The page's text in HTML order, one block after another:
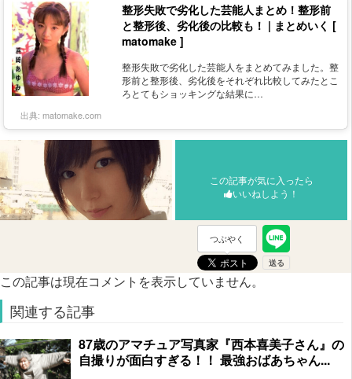
整形失敗で劣化した芸能人まとめ！整形前
と整形後、劣化後の比較も！ | まとめいく [
matomake ]
整形失敗で劣化した芸能人をまとめてみました。整
形前と整形後、劣化後をそれぞれ比較してみたとこ
ろとてもショッキングな結果に…
出典: matomake.com
この記事が気に入ったら
いいねしよう！
つぶやく
この記事は現在コメントを表示していません。
関連する記事
87歳のアマチュア写真家『西本喜美子さん』の
自撮りが面白すぎる！！ 最強おばあちゃん...